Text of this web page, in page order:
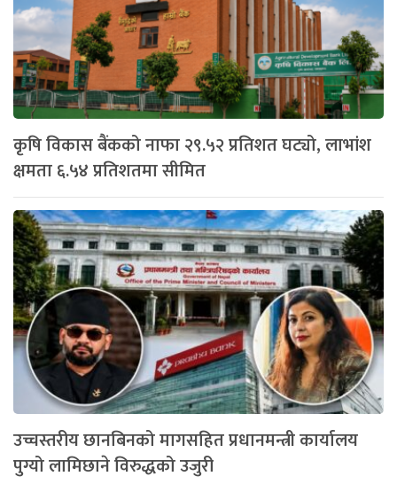
कृषि विकास बैंकको नाफा २९.५२ प्रतिशत घट्यो, लाभांश
क्षमता ६.५४ प्रतिशतमा सीमित
उच्चस्तरीय छानबिनको मागसहित प्रधानमन्त्री कार्यालय
पुग्यो लामिछाने विरुद्धको उजुरी